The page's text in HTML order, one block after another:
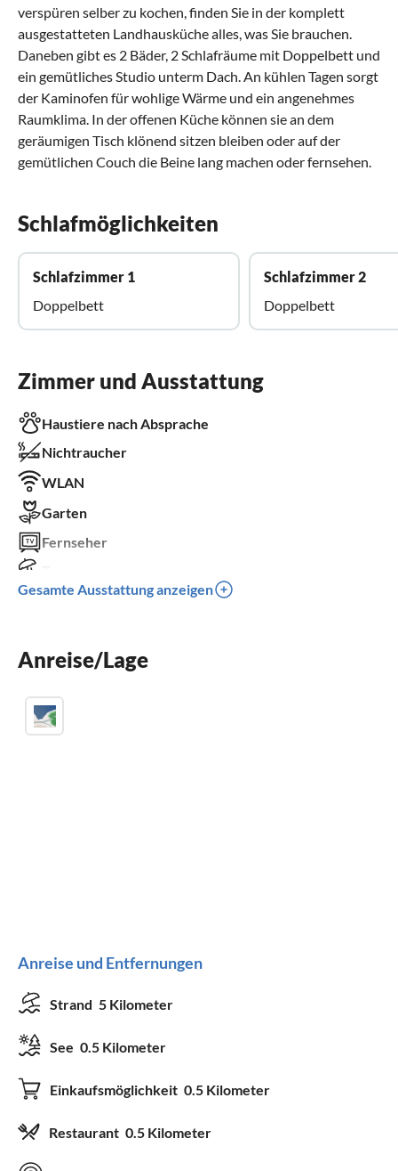
verspüren selber zu kochen, finden Sie in der komplett
ausgestatteten Landhausküche alles, was Sie brauchen.
Daneben gibt es 2 Bäder, 2 Schlafräume mit Doppelbett und
ein gemütliches Studio unterm Dach. An kühlen Tagen sorgt
der Kaminofen für wohlige Wärme und ein angenehmes
Raumklima. In der offenen Küche können sie an dem
geräumigen Tisch klönend sitzen bleiben oder auf der
gemütlichen Couch die Beine lang machen oder fernsehen.
Schlafmöglichkeiten
Schlafzimmer 1
Doppelbett
Schlafzimmer 2
Doppelbett
Zimmer und Ausstattung
Haustiere nach Absprache
Nichtraucher
WLAN
Garten
Fernseher
Spülmaschine
Kamin
Gesamte Ausstattung anzeigen
Anreise/Lage
Anreise und Entfernungen
Strand 5 Kilometer
See 0.5 Kilometer
Einkaufsmöglichkeit 0.5 Kilometer
Restaurant 0.5 Kilometer